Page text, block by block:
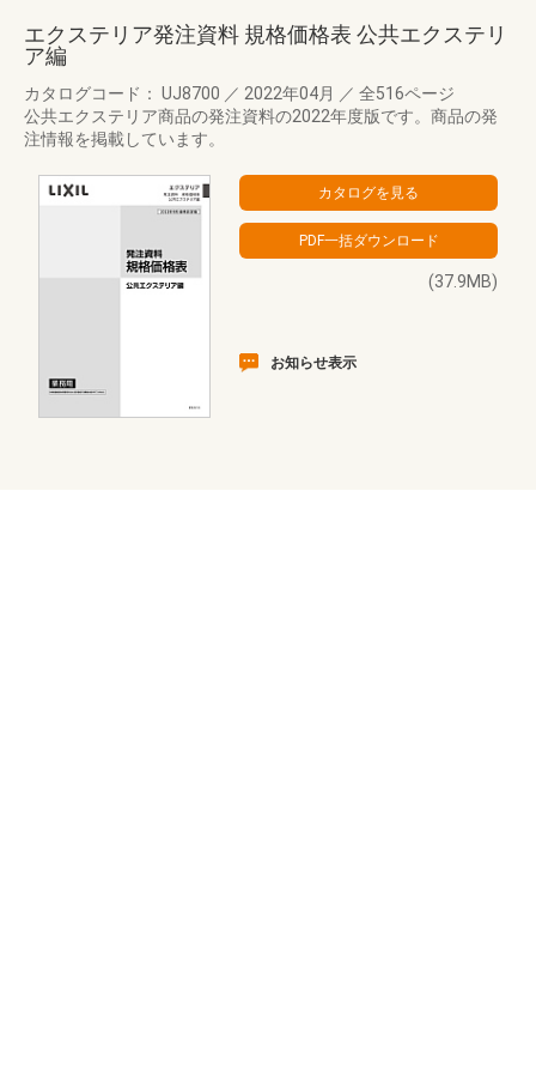
エクステリア発注資料 規格価格表 公共エクステリ
ア編
カタログコード： UJ8700 ／ 2022年04月 ／ 全516ページ
公共エクステリア商品の発注資料の2022年度版です。商品の発
注情報を掲載しています。
(37.9MB)
お知らせ表示